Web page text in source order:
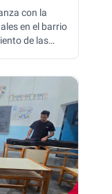
con la
en el barrio
de las
hídrica
barrios de la